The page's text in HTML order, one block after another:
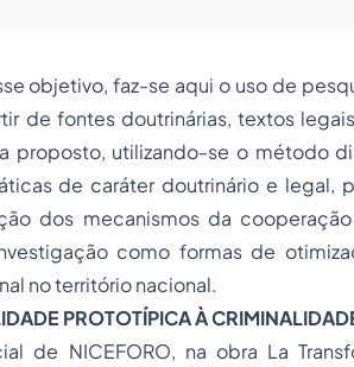
objetivo, faz-se aqui o uso de
de fontes doutrinárias, textos
proposto, utilizando-se o método
de caráter doutrinário e legal,
dos mecanismos da
como formas de
no território nacional.
PROTOTÍPICA À
de NICEFORO, na obra La